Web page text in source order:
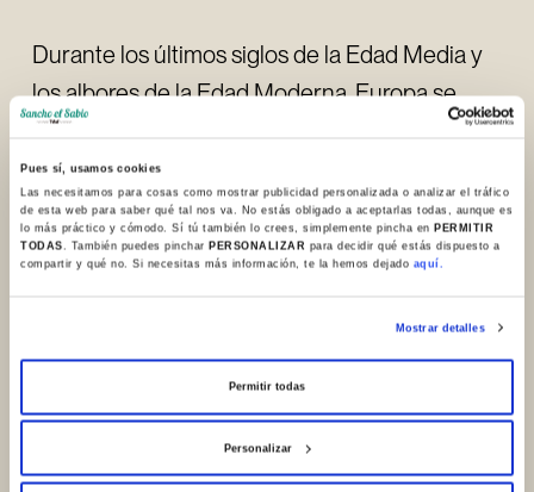
Pues sí, usamos cookies
Las necesitamos para cosas como mostrar publicidad personalizada o analizar el tráfico
de esta web para saber qué tal nos va. No estás obligado a aceptarlas todas, aunque es
lo más práctico y cómodo. Sí tú también lo crees, simplemente pincha en PERMITIR
TODAS . También puedes pinchar PERSONALIZAR para decidir qué estás dispuesto a
compartir y qué no. Si necesitas más información, te la hemos dejado aquí.
Mostrar detalles
Permitir todas
Personalizar
Durante los últimos siglos de la Edad Media y
los albores de la Edad Moderna, Europa se
transformó en un entramado de rutas
comerciales, políticas y culturales que
moldearon su historia. En ese mapa de
conexiones, el territorio alavés no fue un mero
conferencia propone un viaje por las redes
artísticas que unieron a Álava con el resto del
continente, buscando comprender por qué en
sus iglesias y palacios aparecieron, en los
siglos XV y XVI, retablos, artistas o modelos de